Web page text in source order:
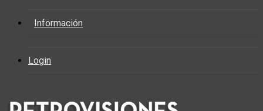
Información
Login